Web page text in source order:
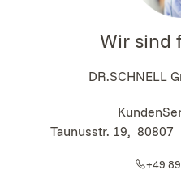
Wir sind
DR.SCHNELL
Taunusstr. 19, 80807
+49